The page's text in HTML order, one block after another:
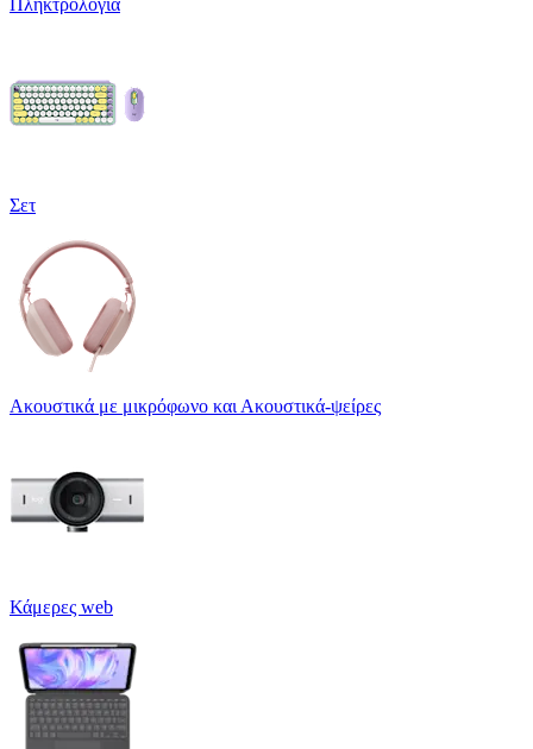
Σετ
Ακουστικά με μικρόφωνο και Ακουστικά-ψείρες
Κάμερες web